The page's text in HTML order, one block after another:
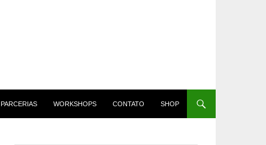
PARCERIAS WORKSHOPS CONTATO SHOP